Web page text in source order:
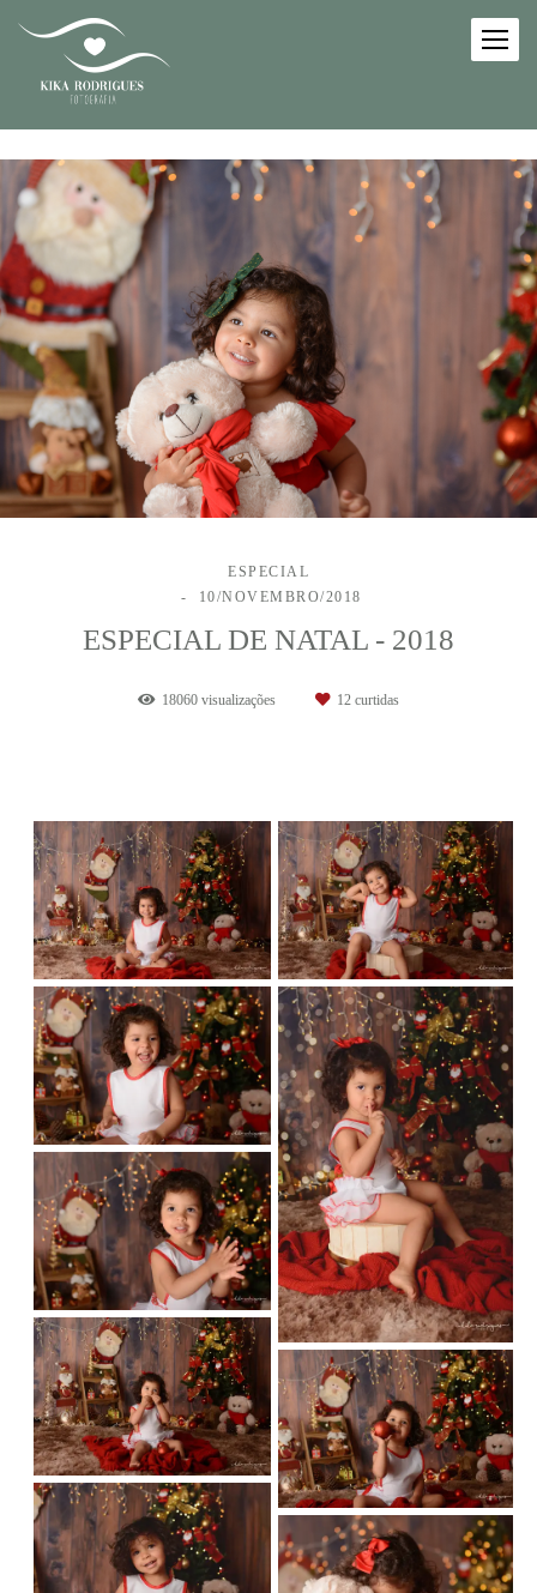
ESPECIAL
10/NOVEMBRO/2018
ESPECIAL DE NATAL - 2018
18060 visualizações 12 curtidas